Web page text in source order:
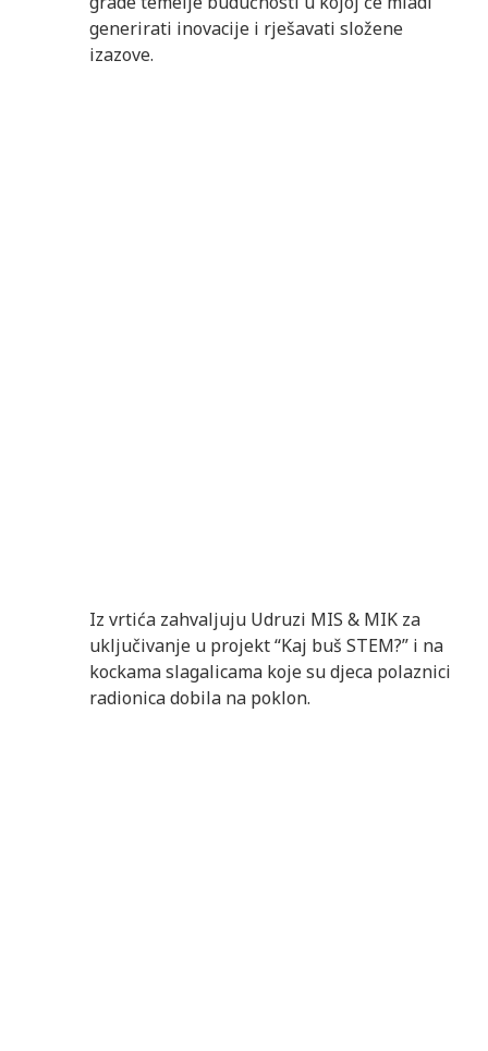
generirati inovacije i rješavati složene
izazove.
Iz vrtića zahvaljuju Udruzi MIS & MIK za
uključivanje u projekt “Kaj buš STEM?” i na
kockama slagalicama koje su djeca polaznici
radionica dobila na poklon.